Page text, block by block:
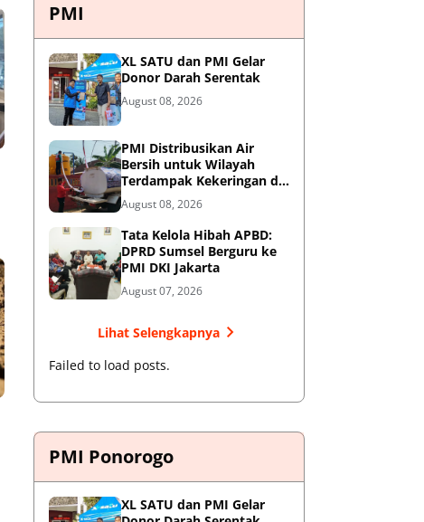
PMI
XL SATU dan PMI Gelar
Donor Darah Serentak
August 08, 2026
PMI Distribusikan Air
Bersih untuk Wilayah
Terdampak Kekeringan di
Blitar
August 08, 2026
Tata Kelola Hibah APBD:
DPRD Sumsel Berguru ke
PMI DKI Jakarta
August 07, 2026
Lihat Selengkapnya
Failed to load posts.
PMI Ponorogo
XL SATU dan PMI Gelar